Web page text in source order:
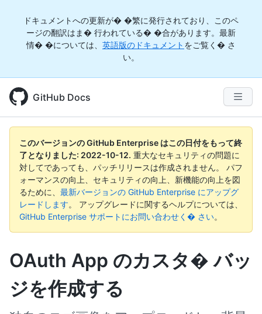
ドキュメントへの更新が� �繁に発行されており、このペ
ージの翻訳はま� 行われている� �合があります。最新
情� �については、 英語版のドキュメント をご覧く� さ
い。
GitHub Docs
このバージョンの GitHub Enterprise はこの日付をもって終
了となりました: 2022-10-12. 重大なセキュリティの問題に
対してであっても、パッチリリースは作成されません。 パフ
ォーマンスの向上、セキュリティの向上、新機能の向上を図
るために、 最新バージョンの GitHub Enterprise にアップグ
レードします。 アップグレードに関するヘルプについては、
GitHub Enterprise サポートにお問い合わせく� さい。
OAuth App のカスタ� バッ
ジを作成する